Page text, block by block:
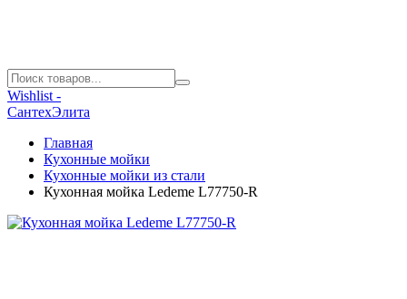
Wishlist -
СантехЭлита
Главная
Кухонные мойки
Кухонные мойки из стали
Кухонная мойка Ledeme L77750-R